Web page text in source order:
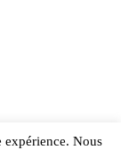
expérience. Nous